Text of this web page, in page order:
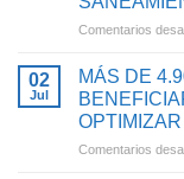
Comentarios
02
Jul
MÁS DE
Comentarios